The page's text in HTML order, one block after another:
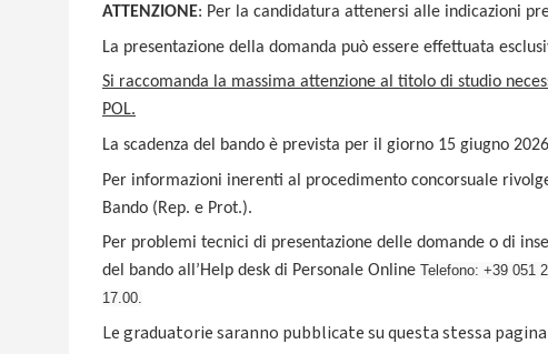
ATTENZIONE: Per la candidatura attenersi alle indicazioni
La presentazione della domanda può essere effettuata
Si raccomanda la massima attenzione al titolo di studio
POL.
La scadenza del bando è prevista per il giorno 15 giugno
Per informazioni inerenti al procedimento concorsuale
Bando (Rep. e Prot.).
Per problemi tecnici di presentazione delle domande o di
del bando all’Help desk di Personale Online Telefono: +39 051
17.00.
Le graduatorie saranno pubblicate su questa stessa